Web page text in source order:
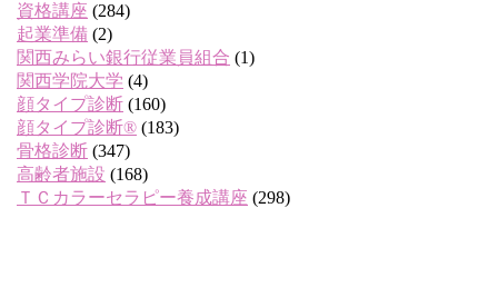
資格講座 (284)
起業準備 (2)
関西みらい銀行従業員組合 (1)
関西学院大学 (4)
顔タイプ診断 (160)
顔タイプ診断® (183)
骨格診断 (347)
高齢者施設 (168)
ＴＣカラーセラピー養成講座 (298)